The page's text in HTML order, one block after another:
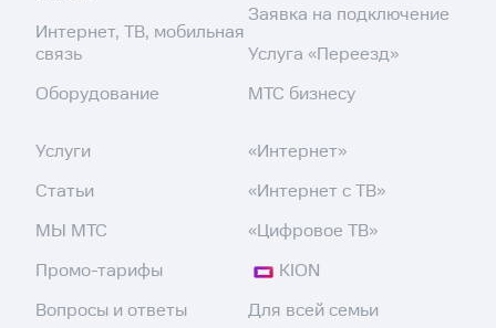
Интернет, ТВ, мобильная
связь
Оборудование
Заявка на подключение
Услуга «Переезд»
МТС бизнесу
Услуги
Статьи
МЫ МТС
Промо-тарифы
Вопросы и ответы
«Интернет»
«Интернет с ТВ»
«Цифровое ТВ»
KION
Для всей семьи